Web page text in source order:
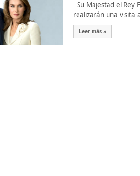
Su Majestad el Rey
realizarán una visita
Leer más »